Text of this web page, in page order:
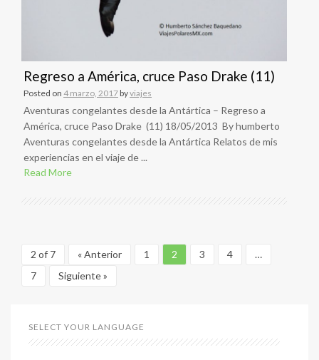
Regreso a América, cruce Paso Drake (11)
Posted on 4 marzo, 2017byviajes
Aventuras congelantes desde la Antártica – Regreso a
América, cruce Paso Drake (11) 18/05/2013 By humberto
Aventuras congelantes desde la Antártica Relatos de mis
experiencias en el viaje de ...
Read More
2 of 7 « Anterior 1 2 3 4
…
7
Siguiente »
SELECT YOUR LANGUAGE